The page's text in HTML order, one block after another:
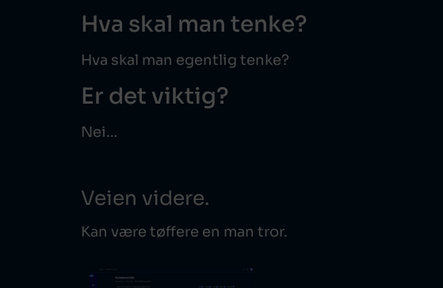
Hva skal man tenke?
Hva skal man egentlig tenke?
Er det viktig?
Nei…
Veien videre.
Kan være tøffere en man tror.